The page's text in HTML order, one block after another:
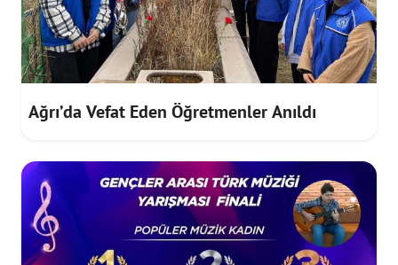
Ağrı’da Vefat Eden Öğretmenler Anıldı